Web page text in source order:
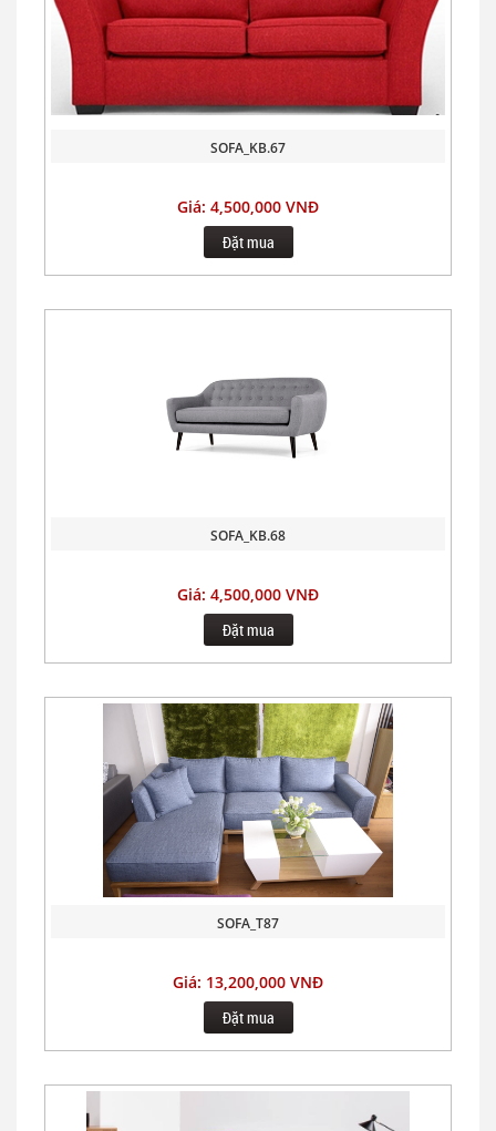
SOFA_KB.67
Giá: 4,500,000 VNĐ
Đặt mua
SOFA_KB.68
Giá: 4,500,000 VNĐ
Đặt mua
SOFA_T87
Giá: 13,200,000 VNĐ
Đặt mua